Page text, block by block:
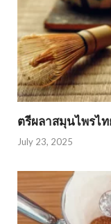
ตรีผลาสมุนไพรไ
July 23, 2025